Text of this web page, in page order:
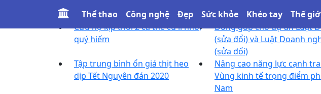
Thể thao Công nghệ Đẹp Sức khỏe Khéo tay Thế
Tin khác
Cứu hộ kịp thời 2 cá thể cu li nhỏ,
quý hiếm
Đóng góp cho dự án Luật
(sửa đổi) và Luật Doanh
(sửa đổi)
Tập trung bình ổn giá thịt heo
dịp Tết Nguyên đán 2020
Nâng cao năng lực cạnh
Vùng kinh tế trọng điểm
Nam